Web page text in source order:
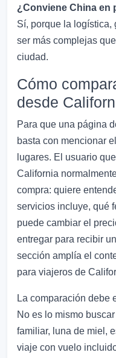
¿Conviene China en
Sí, porque la logística,
ser más complejas
ciudad.
Cómo
desde
Para que una página
basta con mencionar
lugares. El usuario
California
compra: quiere
servicios incluye, qué
puede cambiar el
entregar para recibir
sección amplía el
para viajeros de
La comparación debe
No es lo mismo
familiar, luna de miel,
viaje con vuelo